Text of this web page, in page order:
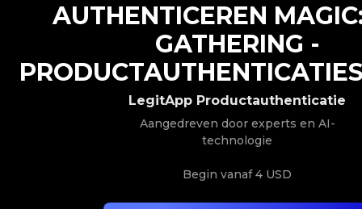
LegitApp Productauthenticatie
Aangedreven door experts en AI-
technologie
Begin vanaf4 USD
AUTHENTICEREN
GATHERING -